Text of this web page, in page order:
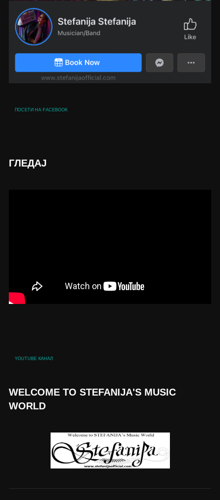
ПОСЕТИ НА FACEBOOK
ГЛЕДАЈ
YOUTUBE КАНАЛ
WELCOME TO STEFANIJA'S MUSIC
WORLD